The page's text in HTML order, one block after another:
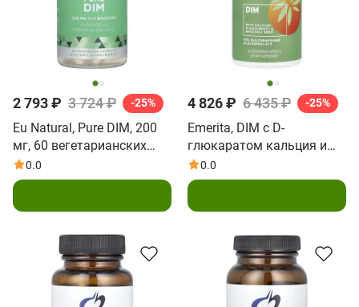
2 793 ₽ 3 724 ₽ -25%
Eu Natural, Pure DIM, 200
мг, 60 вегетарианских
капсул
0.0
4 826 ₽ 6 435 ₽ -25%
Emerita, DIM с D-
глюкаратом кальция и
брокколи, 60 безсоевых
вегетарианских капсул
0.0